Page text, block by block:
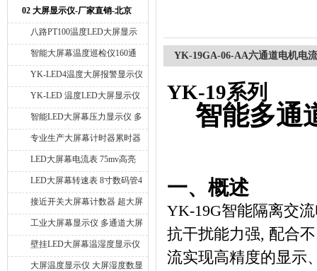
示仪
02 大屏显示仪-厂家直销-北京
宇科泰吉
八路PT100温度LED大屏显示
仪 带温度高低报警 128×64点
智能大屏幕温度巡检仪160通
道PT100 厂家直销多通道温度
测量系统 RS485通讯接口
YK-LED4温度大屏报警显示仪
YK-LED4压力大屏显示报警仪
YK-LED4称重大屏幕显示仪报
YK-LED 温度LED大屏显示仪
北京宇科泰吉大屏温度显示仪
北京温度大屏生产厂家
智能LED大屏幕压力显示仪 多
通道压力显示仪 控制室温度压
力数字大屏幕显示仪器 大屏压
专业生产大屏幕计时器累时器
LED大屏幕时间累积显示仪 供
应3寸 5寸 8寸 10寸 LED大屏
LED大屏幕电流表 75mv高亮
度电流表 10寸LED数码管电流
表 智能大屏电流控制仪
LED大屏幕转速表 8寸数码管4
位大屏显示仪 大屏幕编码器转
速显示仪 大屏幕编码器计米器
接近开关大屏幕计数器 超大屏
幕计数器 大屏车间计数器 大
屏生产计划计数器
工业大屏幕显示仪 多通道大屏
幕显示仪 带RS485通讯接口
Modbus Rtu 专业生产工业级高
壁挂LED大屏幕温湿度显示仪
10寸LED大数码管显示器 大屏
大屏温度显示仪 大屏湿度数显
YK-19GA-06-AA六通道电机电
YK-19系列
智能多通
一、概述
YK-19G智能隔离交
抗干扰能力强, 配合
流实现高精度的显示